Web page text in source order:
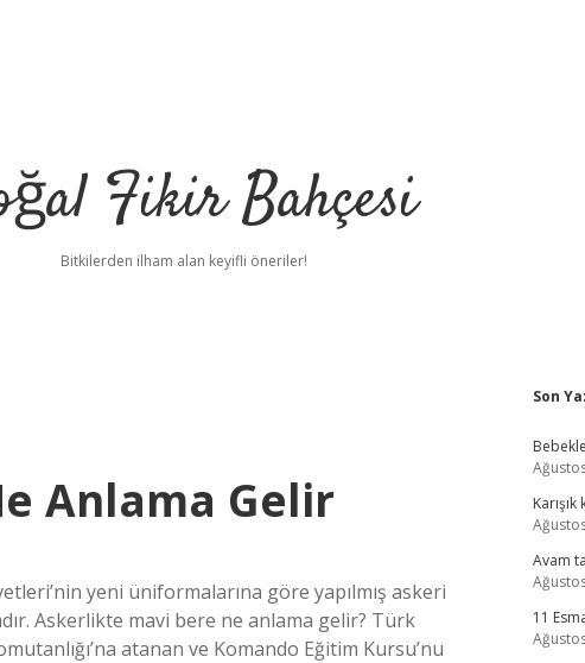
Fikir Bahçesi
Bitkilerden ilham alan keyifli öneriler!
Anlama Gelir
yeni üniformalarına göre yapılmış askeri
Askerlikte mavi bere ne anlama gelir? Türk
atanan ve Komando Eğitim Kursu’nu
Son
Avam
11